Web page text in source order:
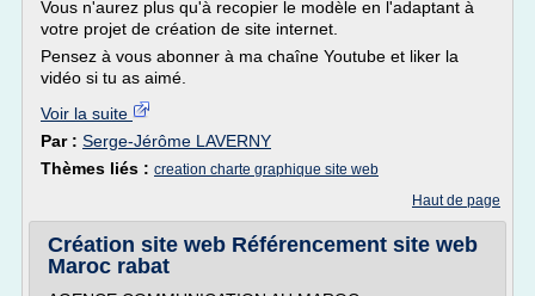
Vous n'aurez plus qu'à recopier le modèle en l'adaptant à
votre projet de création de site internet.
Pensez à vous abonner à ma chaîne Youtube et liker la
vidéo si tu as aimé.
Voir la suite
Par : Serge-Jérôme LAVERNY
Thèmes liés : creation charte graphique site web
Haut de page
Création site web Référencement site web
Maroc rabat